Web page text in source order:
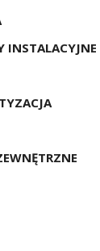
INSTALACYJNE